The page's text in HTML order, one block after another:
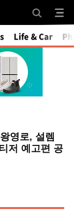
Mute
Life & Car
영로, 설렘
저 예고편 공